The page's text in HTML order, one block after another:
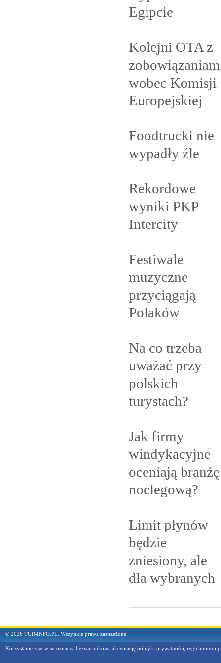
Egipcie
Kolejni OTA z
wobec Komisji
Europejskiej
Foodtrucki nie
wypadły źle
Rekordowe
wyniki PKP
Intercity
Festiwale
muzyczne
przyciągają
Polaków
Na co trzeba
uważać przy
polskich
turystach?
Jak firmy
windykacyjne
oceniają branżę
noclegową?
Limit płynów
będzie
zniesiony, ale
dla wybranych
© 2026 TUR-INFO.PL. Wszystkie prawa zastrzeżone.
Korzystanie z serwisu oznacza bezwarunkową akceptację polityki prywatności, regulaminu i